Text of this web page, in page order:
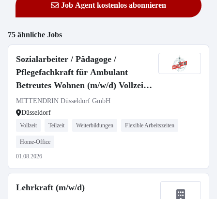
Job Agent kostenlos abonnieren
75 ähnliche Jobs
Sozialarbeiter / Pädagoge /
Pflegefachkraft für Ambulant
Betreutes Wohnen (m/w/d) Vollzeit /
Teilzeit
MITTENDRIN Düsseldorf GmbH
Düsseldorf
Vollzeit Teilzeit Weiterbildungen Flexible Arbeitszeiten
Home-Office
01.08.2026
Lehrkraft (m/w/d)